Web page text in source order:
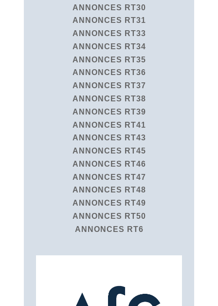
ANNONCES RT30
ANNONCES RT31
ANNONCES RT33
ANNONCES RT34
ANNONCES RT35
ANNONCES RT36
ANNONCES RT37
ANNONCES RT38
ANNONCES RT39
ANNONCES RT41
ANNONCES RT43
ANNONCES RT45
ANNONCES RT46
ANNONCES RT47
ANNONCES RT48
ANNONCES RT49
ANNONCES RT50
ANNONCES RT6